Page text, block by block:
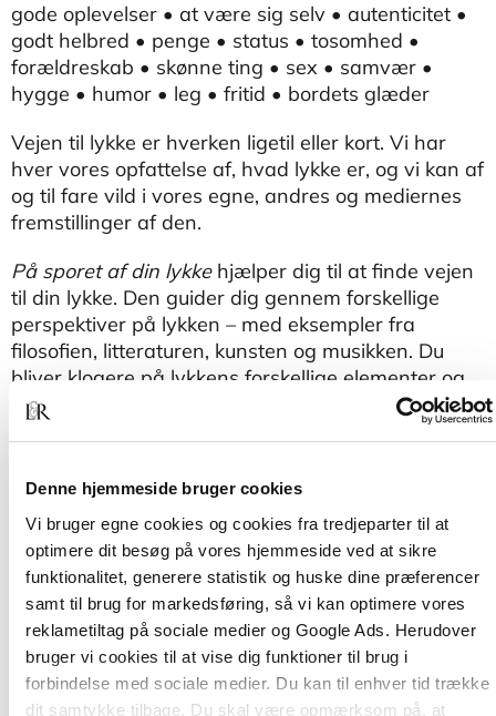
Denne hjemmeside bruger cookies
Vi bruger egne cookies og cookies fra tredjeparter til at
optimere dit besøg på vores hjemmeside ved at sikre
funktionalitet, generere statistik og huske dine præferencer
samt til brug for markedsføring, så vi kan optimere vores
reklametiltag på sociale medier og Google Ads. Herudover
bruger vi cookies til at vise dig funktioner til brug i
forbindelse med sociale medier. Du kan til enhver tid trække
dit samtykke tilbage. Du skal være opmærksom på, at
gode oplevelser • at være sig selv • autenticitet •
godt helbred • penge • status • tosomhed •
forældreskab • skønne ting • sex • samvær •
hygge • humor • leg • fritid • bordets glæder
Vejen til lykke er hverken ligetil eller kort. Vi har
hver vores opfattelse af, hvad lykke er, og vi kan af
og til fare vild i vores egne, andres og mediernes
fremstillinger af den.
På sporet af din lykke hjælper dig til at finde vejen
til din lykke. Den guider dig gennem forskellige
perspektiver på lykken – med eksempler fra
filosofien, litteraturen, kunsten og musikken. Du
bliver klogere på lykkens forskellige elementer og
bliver bedre til at lægge en strategi for din søgen
Af samme forfatter